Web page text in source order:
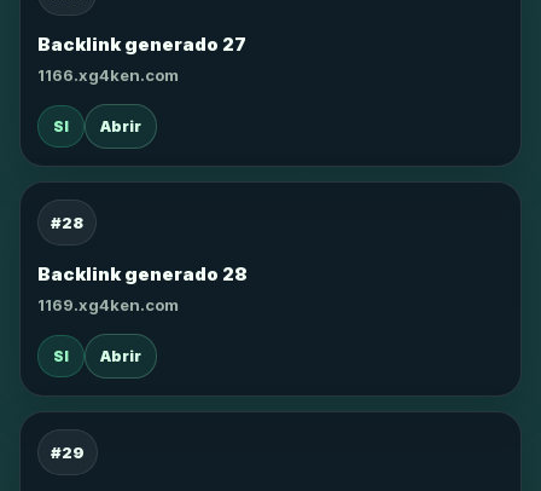
Backlink generado 27
1166.xg4ken.com
SI Abrir
#28
Backlink generado 28
1169.xg4ken.com
SI Abrir
#29